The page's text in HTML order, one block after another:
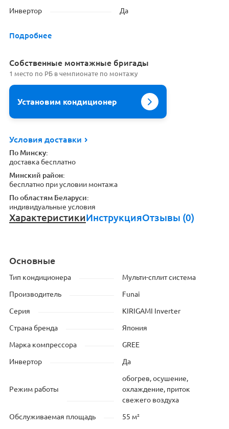
Инвертор Да
Подробнее
Cобственные монтажные бригады
1 место по РБ в чемпионате по монтажу
Установим кондиционер
Условия доставки
По Минску:
доставка бесплатно
Минский район:
бесплатно при условии монтажа
По областям Беларуси:
индивидуальные условия
ХарактеристикиИнструкцияОтзывы (0)
Основные
Тип кондиционера Мульти-сплит система
Производитель Funai
Серия KIRIGAMI Inverter
Страна бренда Япония
Марка компрессора GREE
Инвертор Да
Режим работы
обогрев, осушение,
охлаждение, приток
свежего воздуха
Обслуживаемая площадь 55 м²